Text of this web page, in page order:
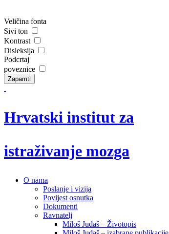
Veličina fonta
Sivi ton
Kontrast
Disleksija
Podcrtaj
poveznice
Zapamti
Hrvatski institut za
istraživanje mozga
O nama
Poslanje i vizija
Povijest osnutka
Dokumenti
Ravnatelj
Miloš Judaš – Životopis